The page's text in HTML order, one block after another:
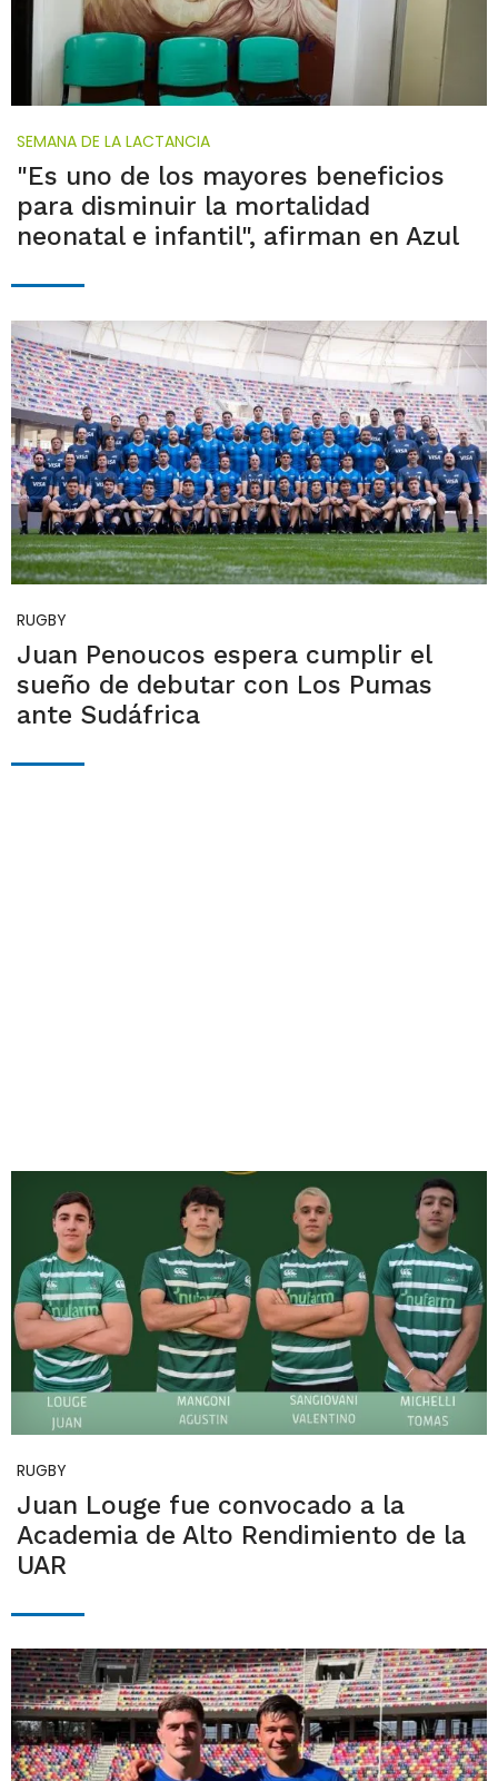
SEMANA DE LA LACTANCIA
"Es uno de los mayores beneficios
para disminuir la mortalidad
neonatal e infantil", afirman en Azul
RUGBY
Juan Penoucos espera cumplir el
sueño de debutar con Los Pumas
ante Sudáfrica
RUGBY
Juan Louge fue convocado a la
Academia de Alto Rendimiento de la
UAR